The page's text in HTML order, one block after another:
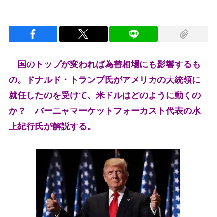
国のトップが変われば為替相場にも影響するも
の。ドナルド・トランプ氏がアメリカの大統領に
就任したのを受けて、米ドルはどのように動くの
か？ バーニャマーケットフォーカスト代表の水
上紀行氏が解説する。